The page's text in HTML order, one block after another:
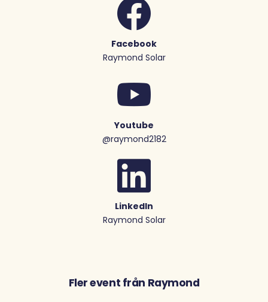
Facebook
Raymond Solar
Youtube
@raymond2182
LinkedIn
Raymond Solar
Fler event från Raymond